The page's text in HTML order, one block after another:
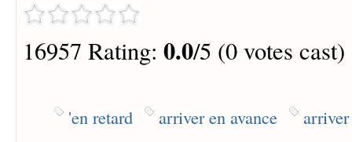
16957 Rating: 0.0/5 (0 votes cast)
'en retard arriver en avance